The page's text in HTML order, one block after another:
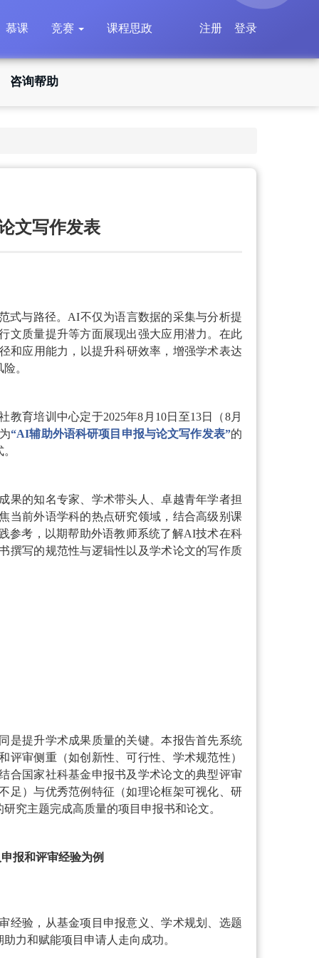
慕课 竞赛 课程思政 登录
注册
咨询帮助
文写作发表
式与路径。 AI不仅为语言数据的采集与分析提
文质量提升等方面展现出强大应用潜力。在此
和应用能力，以提升科研效率，增强学术表达
。
教育培训中心定于2025年8月10日至13日（8月
“AI辅助外语科研项目申报与论文写作发表”的
果的知名专家、学术带头人、卓越青年学者担
当前外语学科的热点研究领域，结合高级别课
参考，以期帮助外语教师系统了解AI技术在科
撰写的规范性与逻辑性以及学术论文的写作质
是提升学术成果质量的关键。本报告首先系统
审侧重（如创新性、可行性、学术规范性）
合国家社科基金申报书及学术论文的典型评审
足）与优秀范例特征（如理论框架可视化、研
究主题完成高质量的项目申报书和论文。
报和评审经验为例
经验，从基金项目申报意义、学术规划、选题
力和赋能项目申请人走向成功。